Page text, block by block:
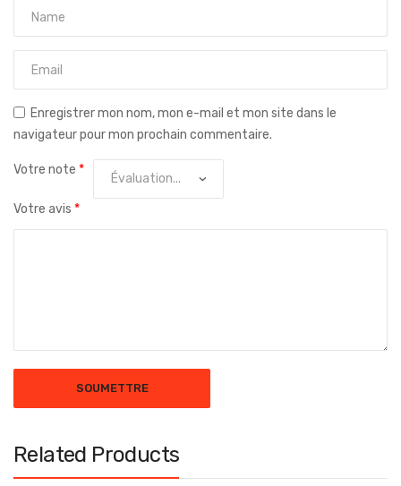
Enregistrer mon nom, mon e-mail et mon site dans le
navigateur pour mon prochain commentaire.
Votre note *
Votre avis *
Related Products